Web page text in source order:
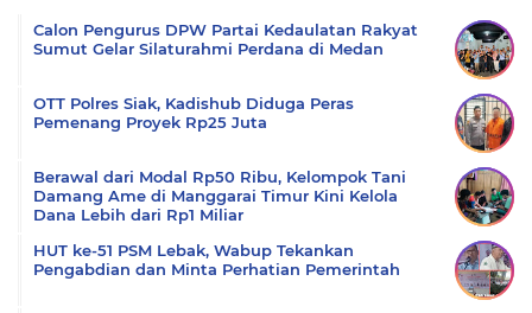
Calon Pengurus DPW Partai Kedaulatan Rakyat
Sumut Gelar Silaturahmi Perdana di Medan
OTT Polres Siak, Kadishub Diduga Peras
Pemenang Proyek Rp25 Juta
Berawal dari Modal Rp50 Ribu, Kelompok Tani
Damang Ame di Manggarai Timur Kini Kelola
Dana Lebih dari Rp1 Miliar
HUT ke-51 PSM Lebak, Wabup Tekankan
Pengabdian dan Minta Perhatian Pemerintah